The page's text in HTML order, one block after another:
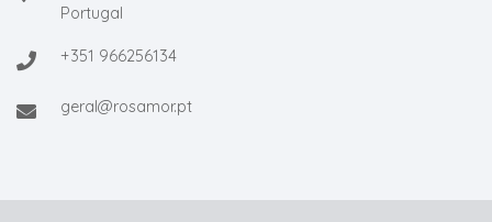
Portugal
+351 966256134
geral@rosamor.pt